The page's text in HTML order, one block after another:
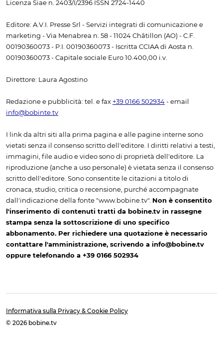
Licenza Siae n. 2403/I/2396 ISSN 2724-1440
Editore: A.V.I. Presse Srl - Servizi integrati di comunicazione e
marketing - Via Menabrea n. 58 - 11024 Châtillon (AO) - C.F.
00190360073 - P.I. 00190360073 - Iscritta CCIAA di Aosta n.
00190360073 - Capitale sociale Euro 10.400,00 i.v.
Direttore: Laura Agostino
Redazione e pubblicità: tel. e fax +39 0166 502934 - email
info@bobinte.tv
I link da altri siti alla prima pagina e alle pagine interne sono
vietati senza il consenso scritto dell'editore. I diritti relativi a testi,
immagini, file audio e video sono di proprietà dell'editore. La
riproduzione (anche a uso personale) è vietata senza il consenso
scritto dell'editore. Sono consentite le citazioni a titolo di
cronaca, studio, critica o recensione, purché accompagnate
dall'indicazione della fonte "www.bobine.tv". Non è consentito
l'inserimento di contenuti tratti da bobine.tv in rassegne
stampa senza la sottoscrizione di uno specifico
abbonamento. Per richiedere una quotazione è necessario
contattare l'amministrazione, scrivendo a info@bobine.tv
oppure telefonando a +39 0166 502934
Informativa sulla Privacy & Cookie Policy
© 2026 bobine.tv